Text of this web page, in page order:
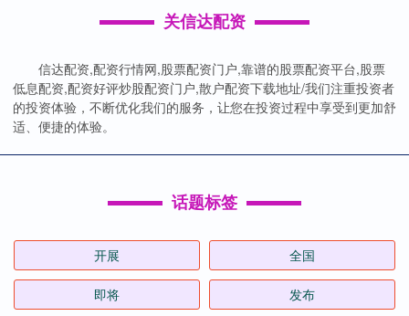
关信达配资
信达配资,配资行情网,股票配资门户,靠谱的股票配资平台,股票
低息配资,配资好评炒股配资门户,散户配资下载地址/我们注重投资者
的投资体验，不断优化我们的服务，让您在投资过程中享受到更加舒
适、便捷的体验。
话题标签
开展 全国
即将 发布